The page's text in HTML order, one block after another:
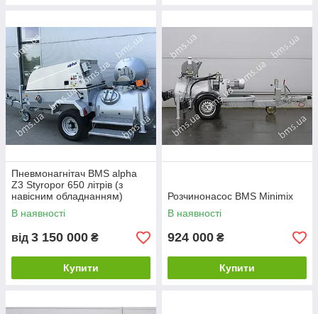
Пневмонагнітач BMS alpha
Z3 Styropor 650 літрів (з
навісним обладнанням)
В наявності
від 3 150 000 ₴
Купити
Розчинонасос BMS Minimix
В наявності
924 000 ₴
Купити